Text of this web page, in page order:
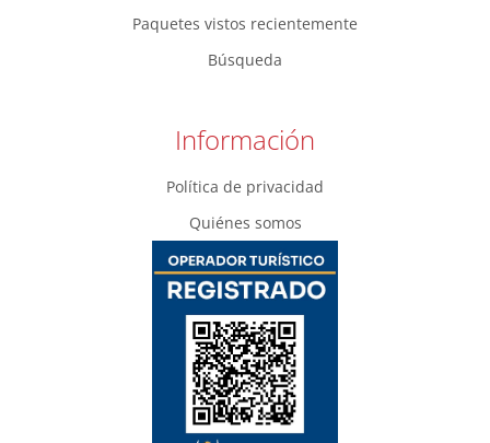
Paquetes vistos recientemente
Búsqueda
Información
Política de privacidad
Quiénes somos